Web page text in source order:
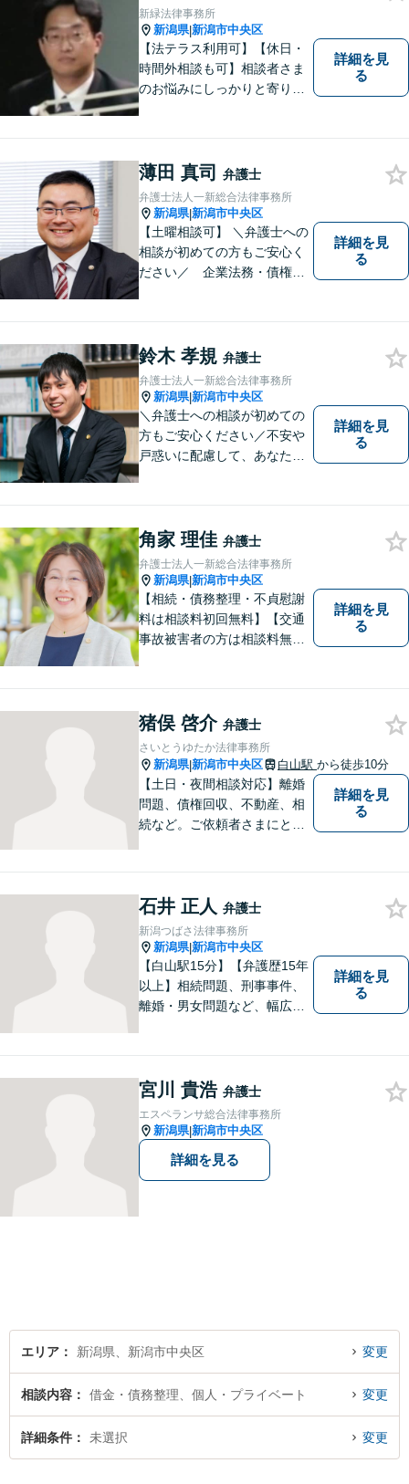
新緑法律事務所
新潟県|新潟市中央区
【法テラス利用可】【休日・
時間外相談も可】相談者さま
のお悩みにしっかりと寄り添
業・行政窓口など適切な相談
先をご紹介しています。
詳細を見
る
薄田 真司 弁護士
弁護士法人一新総合法律事務所
新潟県|新潟市中央区
【土曜相談可】 ＼弁護士への
相談が初めての方もご安心く
ださい／ 企業法務・債権回
理・不貞慰謝料は相談料初回
無料】
詳細を見
る
鈴木 孝規 弁護士
弁護士法人一新総合法律事務所
新潟県|新潟市中央区
＼弁護士への相談が初めての
方もご安心ください／不安や
戸惑いに配慮して、あなたの
続・債務整理・不貞慰謝料は
相談料初回無料】
詳細を見
る
角家 理佳 弁護士
弁護士法人一新総合法律事務所
新潟県|新潟市中央区
【相続・債務整理・不貞慰謝
料は相談料初回無料】【交通
事故被害者の方は相談料無料
るため日々研鑽を積んでいま
詳細を見
る
猪俣 啓介 弁護士
さいとうゆたか法律事務所
新潟県|新潟市中央区 白山駅 から徒歩10分
【土日・夜間相談対応】離婚
問題、債権回収、不動産、相
続など。ご依頼者さまにとっ
ず、わかりやすくご説明しま
す。お気軽にご相談ください
【子連れ相談可】
詳細を見
る
石井 正人 弁護士
新潟つばさ法律事務所
新潟県|新潟市中央区
【白山駅15分】【弁護歴15年
以上】相続問題、刑事事件、
離婚・男女問題など、幅広い
を目指します。まずはお気軽
にご相談を！【著書多数！】
詳細を見
る
宮川 貴浩 弁護士
エスペランサ総合法律事務所
新潟県|新潟市中央区
詳細を見る
エリア 新潟県、新潟市中央区 変更
相談内容 借金・債務整理、個人・プライベート 変更
詳細条件 未選択 変更